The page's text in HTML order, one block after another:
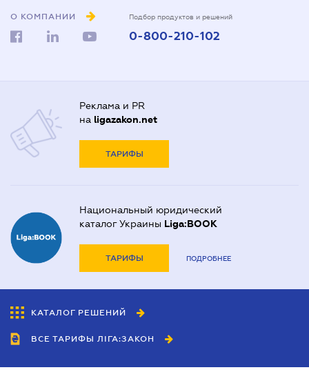
О КОМПАНИИ Подбор продуктов и решений
0-800-210-102
Реклама и PR
на ligazakon.net
ТАРИФЫ
Национальный юридический
каталог Украины Liga:BOOK
ТАРИФЫ ПОДРОБНЕЕ
КАТАЛОГ РЕШЕНИЙ
ВСЕ ТАРИФЫ ЛІГА:ЗАКОН